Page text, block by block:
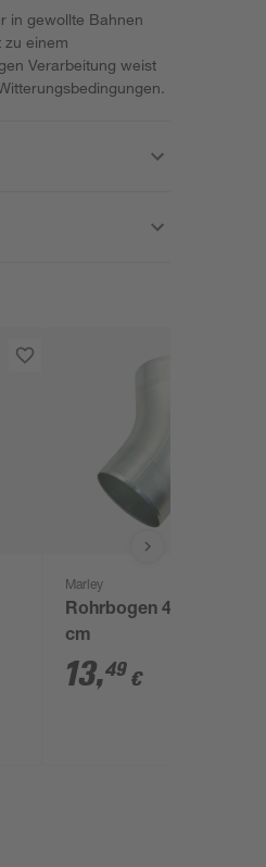
in gewollte Bahnen
einem
Verarbeitung weist
Marley
Rohrbogen 40° Ø 10
cm
13,49 €